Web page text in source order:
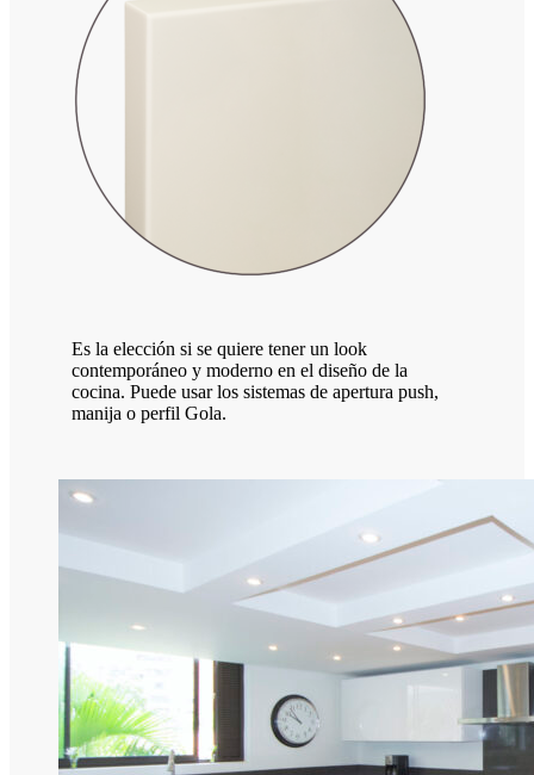
Es la elección si se quiere tener un look
contemporáneo y moderno en el diseño de la
cocina. Puede usar los sistemas de apertura push,
manija o perfil Gola.